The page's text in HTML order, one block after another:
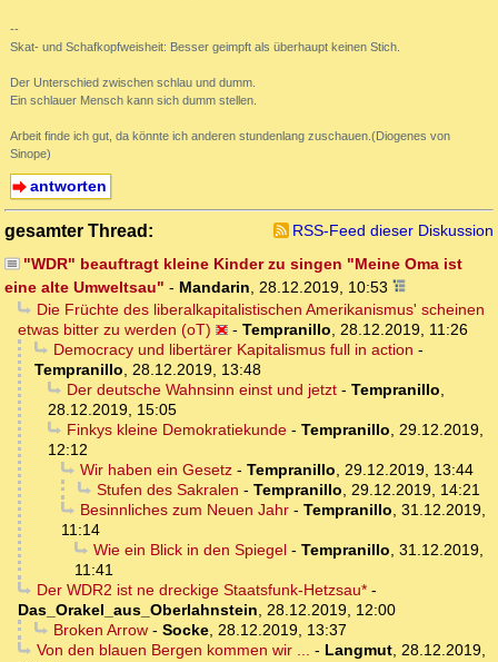
--
Skat- und Schafkopfweisheit: Besser geimpft als überhaupt keinen Stich.
Der Unterschied zwischen schlau und dumm.
Ein schlauer Mensch kann sich dumm stellen.
Arbeit finde ich gut, da könnte ich anderen stundenlang zuschauen.(Diogenes von
Sinope)
antworten
gesamter Thread:
RSS-Feed dieser Diskussion
"WDR" beauftragt kleine Kinder zu singen "Meine Oma ist
eine alte Umweltsau" - Mandarin
28.12.2019, 10:53
Die Früchte des liberalkapitalistischen Amerikanismus' scheinen
etwas bitter zu werden (oT)
- Tempranillo
28.12.2019, 11:26
Democracy und libertärer Kapitalismus full in action -
Tempranillo
28.12.2019, 13:48
Der deutsche Wahnsinn einst und jetzt- Tempranillo
28.12.2019, 15:05
Finkys kleine Demokratiekunde- Tempranillo
29.12.2019,
12:12
Wir haben ein Gesetz- Tempranillo
29.12.2019, 13:44
Stufen des Sakralen - Tempranillo
29.12.2019, 14:21
Besinnliches zum Neuen Jahr- Tempranillo 31.12.2019,
11:14
Wie ein Blick in den Spiegel- Tempranillo 31.12.2019,
11:41
Der WDR2 ist ne dreckige Staatsfunk-Hetzsau*-
Das_Orakel_aus_Oberlahnstein
28.12.2019, 12:00
Broken Arrow- Socke, 28.12.2019, 13:37
Von den blauen Bergen kommen wir ...
- Langmut, 28.12.2019,